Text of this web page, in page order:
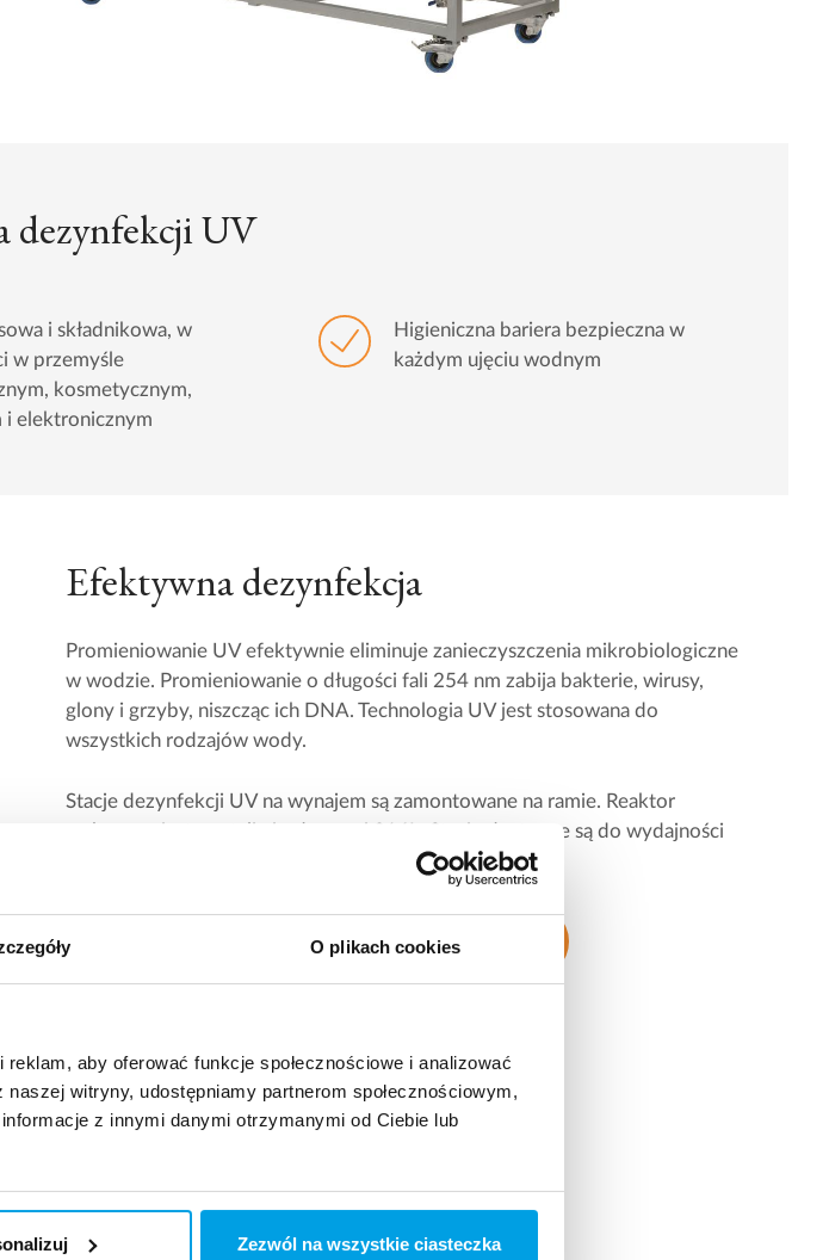
O plikach cookies
aby oferować funkcje społecznościowe i analizować
witryny, udostępniamy partnerom społecznościowym,
z innymi danymi otrzymanymi od Ciebie lub
Zezwól na wszystkie ciasteczka
dezynfekcji UV
i składnikowa, w
w przemyśle
kosmetycznym,
i elektronicznym
Higieniczna bariera bezpieczna w
każdym ujęciu wodnym
Efektywna dezynfekcja
Promieniowanie UV efektywnie eliminuje zanieczyszczenia mikrobiologiczne
w wodzie. Promieniowanie o długości fali 254 nm zabija bakterie, wirusy,
glony i grzyby, niszcząc ich DNA. Technologia UV jest stosowana do
wszystkich rodzajów wody.
Stacje dezynfekcji UV na wynajem są zamontowane na ramie. Reaktor
wykonany jest ze stali nierdzewnej 316L. Stacje dostępne są do wydajności
150 m³/h. Zapasowe lampy UV są w cenie wynajmu.
Skontaktuj się aby uzyskać więcej informacji
podłączeniowy dla łatwego montażu
dezynfekcji UV na wynajem dostarczana jest z